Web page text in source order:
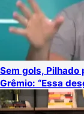
Sem gols,
Grêmio: “Essa